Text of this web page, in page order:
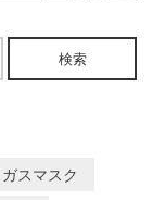
ガスマスク